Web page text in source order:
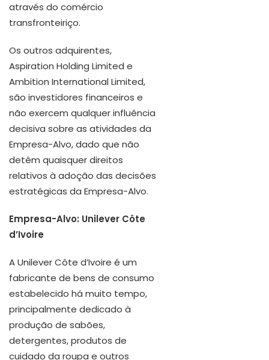
através do comércio
transfronteiriço.
Os outros adquirentes,
Aspiration Holding Limited e
Ambition International Limited,
são investidores financeiros e
não exercem qualquer influência
decisiva sobre as atividades da
Empresa-Alvo, dado que não
detêm quaisquer direitos
relativos à adoção das decisões
estratégicas da Empresa-Alvo.
Empresa-Alvo: Unilever Côte
d’Ivoire
A Unilever Côte d’Ivoire é um
fabricante de bens de consumo
estabelecido há muito tempo,
principalmente dedicado à
produção de sabões,
detergentes, produtos de
cuidado da roupa e outros